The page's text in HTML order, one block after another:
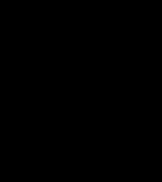
Be Read?
Meeting of the New
Premier Li Keqiang